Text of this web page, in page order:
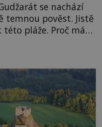
se nachází
temnou pověst. Jistě
pláže. Proč má
k nevysvětlitelným
Dumas ve městě